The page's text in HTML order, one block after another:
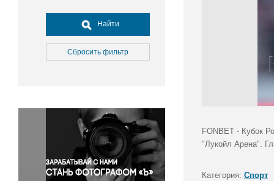
Досуг, туризм и отдых
Культура
Медицина
Окружающая среда
Политика
Правосудие
Происшествия и конфликты
Религия
Найти
Сбросить фильтр
FONBET - Кубок
"Лукойл Арена".
Категория: Спорт